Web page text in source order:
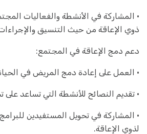
• المشاركة في الأنشطة والفعاليات
ذوي الإعاقة من حيث التنسيق والإجراءات
دعم دمج الإعاقة في المجتمع:
• العمل على إعادة دمج المريض في
• تقديم النصائح للأنشطة التي تساعد
• المشاركة في تحويل المستفيدين
لذوي الإعاقة.